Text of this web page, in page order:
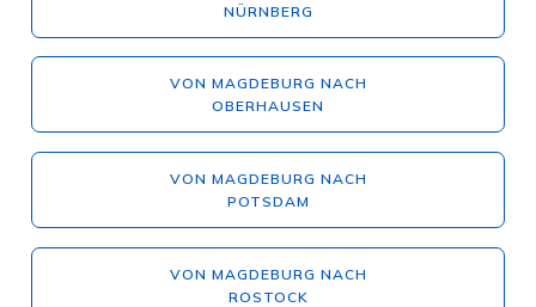
NÜRNBERG
VON MAGDEBURG NACH
OBERHAUSEN
VON MAGDEBURG NACH
POTSDAM
VON MAGDEBURG NACH
ROSTOCK